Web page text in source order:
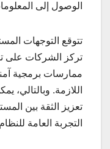
الوصول إلى
تتوقع التوجهات
تركز الشركات على
ممارسات برمجية
اللازمة. وبالتالي،
تعزيز الثقة بين
التجربة العامة